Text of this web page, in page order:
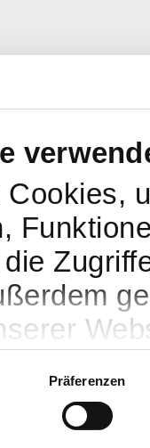
diese
Präferenzen